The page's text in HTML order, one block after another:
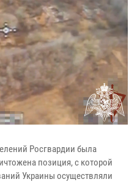
Росгвардии была
позиция, с которой
Украины осуществляли